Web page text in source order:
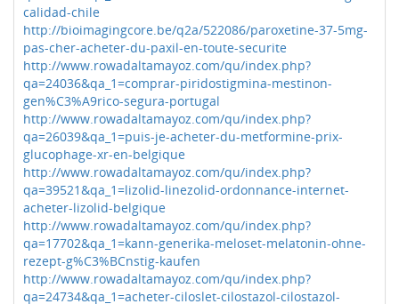
calidad-chile
http://bioimagingcore.be/q2a/522086/paroxetine-37-5mg-
pas-cher-acheter-du-paxil-en-toute-securite
http://www.rowadaltamayoz.com/qu/index.php?
qa=24036&qa_1=comprar-piridostigmina-mestinon-
gen%C3%A9rico-segura-portugal
http://www.rowadaltamayoz.com/qu/index.php?
qa=26039&qa_1=puis-je-acheter-du-metformine-prix-
glucophage-xr-en-belgique
http://www.rowadaltamayoz.com/qu/index.php?
qa=39521&qa_1=lizolid-linezolid-ordonnance-internet-
acheter-lizolid-belgique
http://www.rowadaltamayoz.com/qu/index.php?
qa=17702&qa_1=kann-generika-meloset-melatonin-ohne-
rezept-g%C3%BCnstig-kaufen
http://www.rowadaltamayoz.com/qu/index.php?
qa=24734&qa_1=acheter-ciloslet-cilostazol-cilostazol-